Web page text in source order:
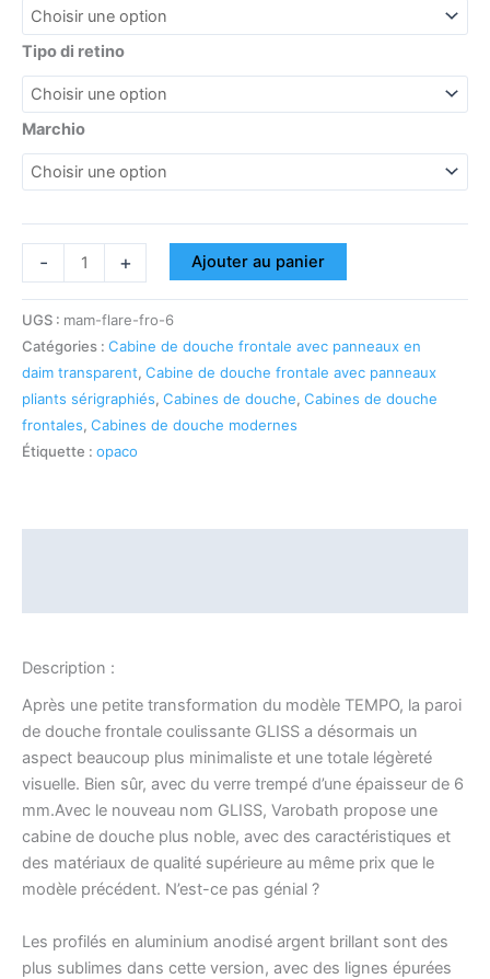
Tipo di retino
Marchio
- + Ajouter au panier
UGS : mam-flare-fro-6
Catégories : Cabine de douche frontale avec panneaux en
daim transparent, Cabine de douche frontale avec panneaux
pliants sérigraphiés, Cabines de douche, Cabines de douche
frontales, Cabines de douche modernes
Étiquette : opaco
Description :
Après une petite transformation du modèle TEMPO, la paroi
de douche frontale coulissante GLISS a désormais un
aspect beaucoup plus minimaliste et une totale légèreté
visuelle. Bien sûr, avec du verre trempé d’une épaisseur de 6
mm.Avec le nouveau nom GLISS, Varobath propose une
cabine de douche plus noble, avec des caractéristiques et
des matériaux de qualité supérieure au même prix que le
modèle précédent. N’est-ce pas génial ?
Les profilés en aluminium anodisé argent brillant sont des
plus sublimes dans cette version, avec des lignes épurées